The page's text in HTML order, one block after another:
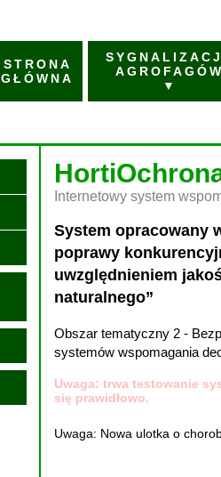
STRONA
GŁÓWNA
▼
Internetowy system
System opracowany
poprawy
uwzględnieniem
naturalnego”
Obszar tematyczny 2 -
systemów wspomagania
Uwaga: trwa testowanie
się prawidłowo.
Uwaga: Nowa ulotka o